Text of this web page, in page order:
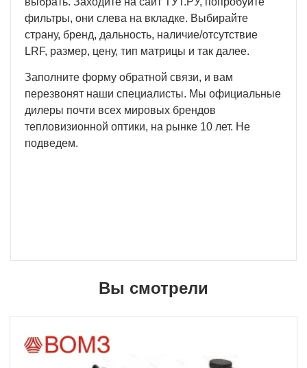
фильтры, они слева на вкладке. Выбирайте
страну, бренд, дальность, наличие/отсутствие
LRF, размер, цену, тип матрицы и так далее.
Заполните форму обратной связи, и вам
перезвонят наши специалисты. Мы официальные
дилеры почти всех мировых брендов
тепловизионной оптики, на рынке 10 лет. Не
подведем.
Вы смотрели